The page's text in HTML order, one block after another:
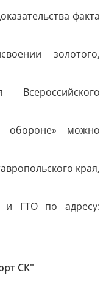
факта
золотого,
обороне» можно
края,
и ГТО по адресу:
СК"